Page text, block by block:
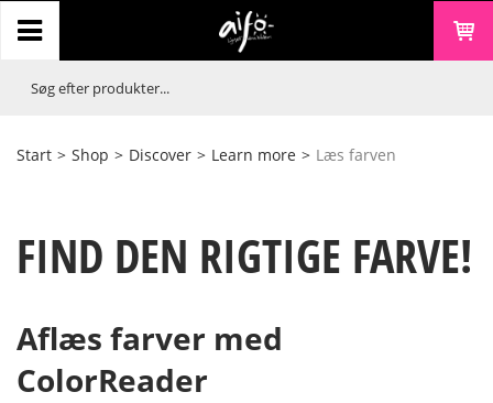
Start > Shop > Discover > Learn more > Læs farven
FIND DEN RIGTIGE FARVE!
Aflæs farver med
ColorReader